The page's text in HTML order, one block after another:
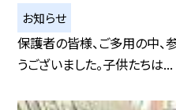
お知らせ
保護者の皆様、ご多用の中、
うございました。子供たちは...